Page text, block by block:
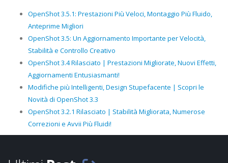
OpenShot 3.5.1: Prestazioni Più Veloci, Montaggio Più Fluido,
Anteprime Migliori
OpenShot 3.5: Un Aggiornamento Importante per Velocità,
Stabilità e Controllo Creativo
OpenShot 3.4 Rilasciato | Prestazioni Migliorate, Nuovi Effetti,
Aggiornamenti Entusiasmanti!
Modifiche più Intelligenti, Design Stupefacente | Scopri le
Novità di OpenShot 3.3
OpenShot 3.2.1 Rilasciato | Stabilità Migliorata, Numerose
Correzioni e Avvii Più Fluidi!